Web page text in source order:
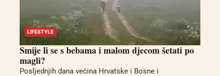
LIFESTYLE
Smije li se s bebama i malom djecom šetati po
magli?
Posljednjih dana većina Hrvatske i Bosne i